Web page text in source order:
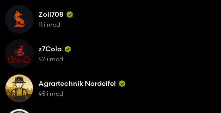
Zoli708
11 i mod
z7Cola
42 i mod
Agrartechnik Nordeifel
45 i mod